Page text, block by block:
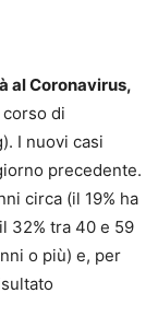
al Coronavirus,
di
I nuovi casi
precedente.
circa (il 19% ha
32% tra 40 e 59
o più) e, per